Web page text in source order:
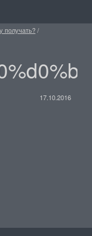
получать?/
17.10.2016